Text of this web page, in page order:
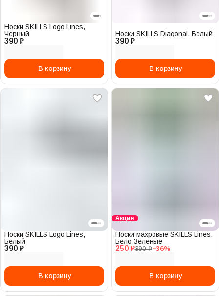
390 ₽
Носки SKILLS Logo Lines,
Черный
В корзину
390 ₽
Носки SKILLS Diagonal, Белый
В корзину
390 ₽
Носки SKILLS Logo Lines,
Белый
В корзину
Акция
250 ₽390 ₽−36%
Носки махровые SKILLS Lines,
Бело-Зелёные
В корзину